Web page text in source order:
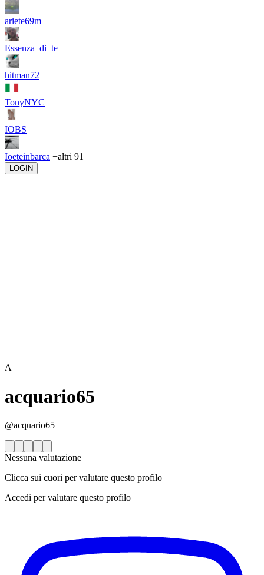
ariete69m
Essenza_di_te
hitman72
TonyNYC
IOBS
Ioeteinbarca +altri 91
LOGIN
A
acquario65
@acquario65
Nessuna valutazione
Clicca sui cuori per valutare questo profilo
Accedi per valutare questo profilo